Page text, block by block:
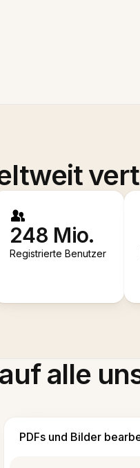
248 Mio.
Registrierte Benutzer
alle
PDFs und Bilder